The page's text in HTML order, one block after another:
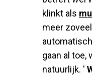
klinkt als
meer
gaan al toe,
natuurlijk. '